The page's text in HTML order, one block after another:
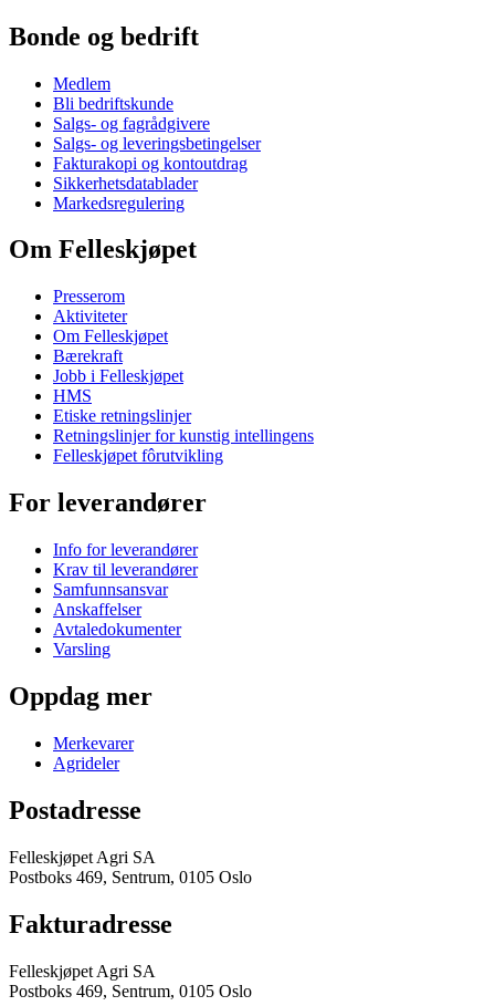
Bonde og bedrift
Medlem
Bli bedriftskunde
Salgs- og fagrådgivere
Salgs- og leveringsbetingelser
Fakturakopi og kontoutdrag
Sikkerhetsdatablader
Markedsregulering
Om Felleskjøpet
Presserom
Aktiviteter
Om Felleskjøpet
Bærekraft
Jobb i Felleskjøpet
HMS
Etiske retningslinjer
Retningslinjer for kunstig intellingens
Felleskjøpet fôrutvikling
For leverandører
Info for leverandører
Krav til leverandører
Samfunnsansvar
Anskaffelser
Avtaledokumenter
Varsling
Oppdag mer
Merkevarer
Agrideler
Postadresse
Felleskjøpet Agri SA
Postboks 469, Sentrum, 0105 Oslo
Fakturadresse
Felleskjøpet Agri SA
Postboks 469, Sentrum, 0105 Oslo